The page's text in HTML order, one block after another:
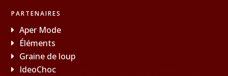
PARTENAIRES
Aper Mode
Éléments
Graine de loup
IdeoChoc